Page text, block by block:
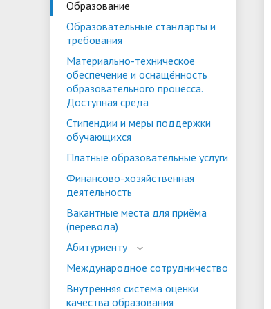
• Конкурсы на замещение
должностей
• Координационный центр ИвГУ
• Олимпиада "Большие надежды
малых городов"
ориентации и содействия
трудоустройству выпускников
«Карьера»
• Платные образовательные услуги
• Стипендии и меры поддержки
обучающихся
• Абитуриенту
• Организация питания в
образовательной организации
Образование
Образовательные стандарты и
требования
Материально-техническое
обеспечение и оснащённость
образовательного процесса.
Доступная среда
Стипендии и меры поддержки
обучающихся
Платные образовательные услуги
Финансово-хозяйственная
деятельность
Вакантные места для приёма
(перевода)
Абитуриенту
Международное сотрудничество
Внутренняя система оценки
качества образования